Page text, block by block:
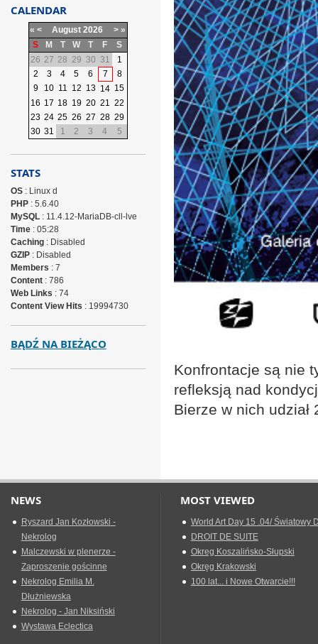
Konfrontacje są nie
refleksją nad
Bierze w nich
CALENDAR
« < August 2026 > »
S
M T W T F
S
26 27 28 29 30 31
1
2
3 4 5 6 7
8
9
10 11 12 13 14 15
16 17 18 19 20 21 22
23 24 25 26 27 28 29
30 31 1 2 3 4 5
STATS
OS: Linux d
PHP: 5.6.40
MySQL: 11.4.12-MariaDB-cll-lve
Time: 05:28
Caching: Disabled
GZIP: Disabled
Members : 7
Content: 786
Web Links : 74
Content View Hits : 19994730
BĄDŹ NA BIEŻĄCO
NEWS
Ryszard Jan Kozłowski -
Nekrolog
Malczewski w plenerze -
Zaproszenie gościnne
Nekrolog Emilia M.
Dłużniewska
Nekrolog - Jan Niksiński
Wystawa Eclectica
MOST VIEWED
World Art Day 15 .04/ Światowy
DROIT DE SUITE
Okreg Koszalińsko-Słupski
Okręg Krakowski
100 lat... i Nowe Otwarcie!!!